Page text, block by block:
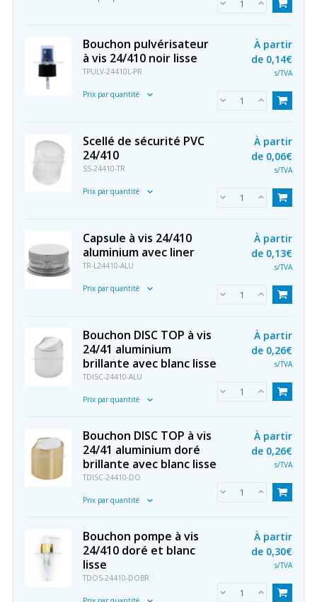
Bouchon pulvérisateur
à vis 24/410 noir lisse
TPULV-24410L-PR
Prix par quantité
À partir
de 0,14€
s/TVA
Scellé de sécurité PVC
24/410
SS-24410-TR
Prix par quantité
À partir
de 0,06€
s/TVA
Capsule à vis 24/410
aluminium avec liner
TR-L24410-ALU
Prix par quantité
À partir
de 0,13€
s/TVA
Bouchon DISC TOP à vis
24/41 aluminium
brillante avec blanc lisse
TDISC-24410-ALU
Prix par quantité
À partir
de 0,26€
s/TVA
Bouchon DISC TOP à vis
24/41 aluminium doré
brillante avec blanc lisse
TDISC-24410-DO
Prix par quantité
À partir
de 0,26€
s/TVA
Bouchon pompe à vis
24/410 doré et blanc
lisse
TDOS-24410-DOBR
À partir
de 0,30€
s/TVA